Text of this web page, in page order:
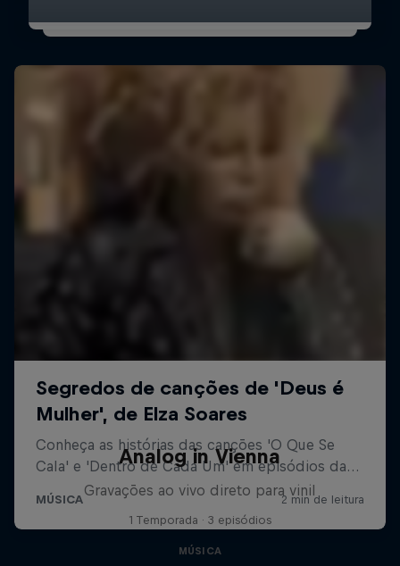
Analog in Vienna
Gravações ao vivo direto para vinil
1 Temporada · 3 episódios
MÚSICA